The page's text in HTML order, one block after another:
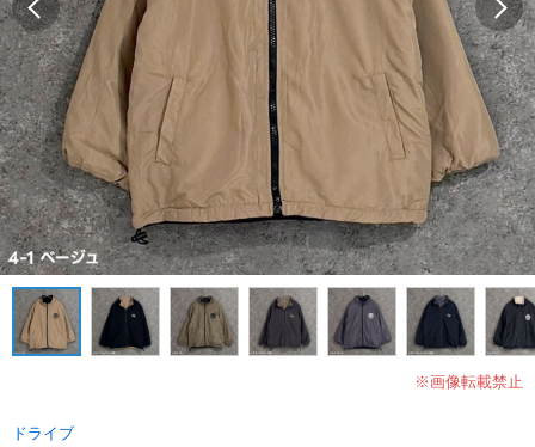
※画像転載禁止
ドライブ